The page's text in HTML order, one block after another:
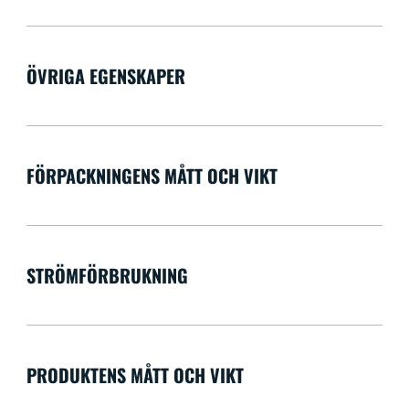
ÖVRIGA EGENSKAPER
FÖRPACKNINGENS MÅTT OCH VIKT
STRÖMFÖRBRUKNING
PRODUKTENS MÅTT OCH VIKT